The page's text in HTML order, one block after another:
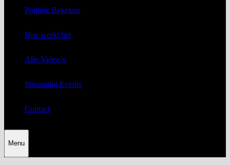
Politiek Bekeken
Hoe werkt het
Alle Video’s
Streaming Events
Contact
Menu